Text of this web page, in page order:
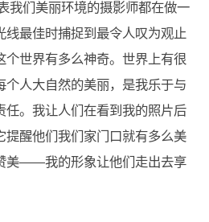
我们美丽环境的摄影师都在做一
线最佳时捕捉到最令人叹为观止
个世界有多么神奇。世界上有很
个人大自然的美丽，是我乐于与
任。我让人们在看到我的照片后
提醒他们我们家门口就有多么美
美——我的形象让他们走出去享